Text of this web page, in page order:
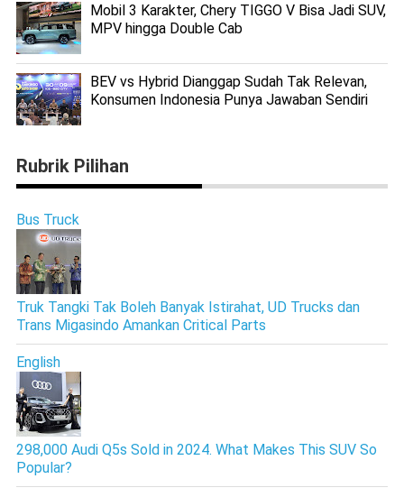
Mobil 3 Karakter, Chery TIGGO V Bisa Jadi SUV,
MPV hingga Double Cab
BEV vs Hybrid Dianggap Sudah Tak Relevan,
Konsumen Indonesia Punya Jawaban Sendiri
Rubrik Pilihan
Bus Truck
Truk Tangki Tak Boleh Banyak Istirahat, UD Trucks dan
Trans Migasindo Amankan Critical Parts
English
298,000 Audi Q5s Sold in 2024. What Makes This SUV So
Popular?